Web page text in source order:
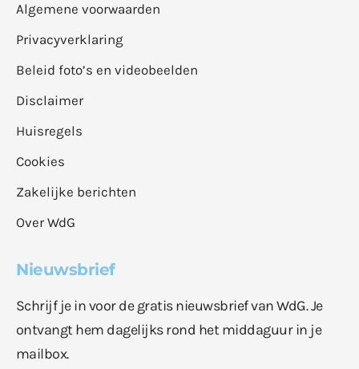
Algemene voorwaarden
Privacyverklaring
Beleid foto’s en videobeelden
Disclaimer
Huisregels
Cookies
Zakelijke berichten
Over WdG
Nieuwsbrief
Schrijf je in voor de gratis nieuwsbrief van WdG. Je
ontvangt hem dagelijks rond het middaguur in je
mailbox.